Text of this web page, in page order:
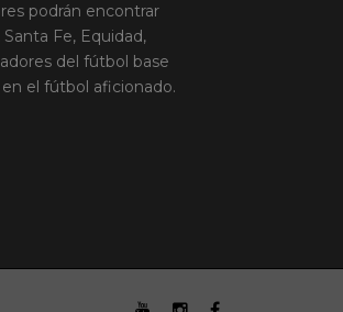
podrán encontrar
Fe, Equidad,
del fútbol base
el fútbol aficionado.